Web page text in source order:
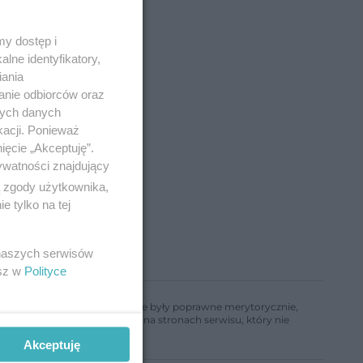
informacje w nim zawarte były poprawne merytorycznie,
informacji zamieszczonych na stronach serwisu, który nie
dostęp i
identyfikatory,
odbiorców oraz
danych
Ponieważ
„Akceptuję”.
znajdujący
użytkownika,
tylko na tej
serwisów
w Polityce
Akceptuję